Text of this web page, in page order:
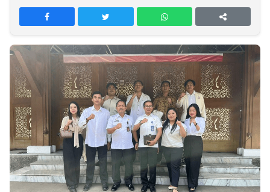
PT
TREETAN
INDONESIA
Partner
Insight
NTB
Suara
Time
Lens
IDN
Daily
Jogja
Jalan
Rakyat
Idealita
News
Kita
Notice
Radar
Baru
Seedbacklink
Follow
Kabarbaru